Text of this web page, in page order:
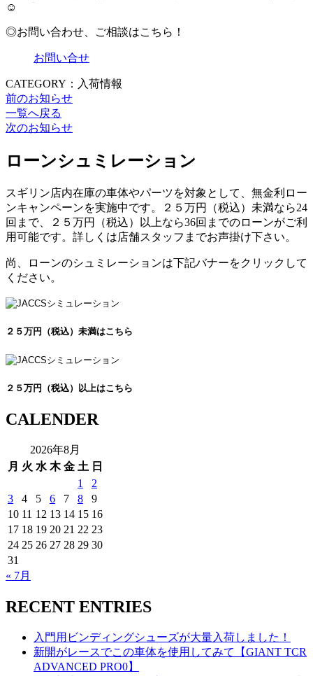
☺️
◎お問い合わせ、ご相談はこちら！
お問い合せ
CATEGORY：入荷情報
前のお知らせ
一覧へ戻る
次のお知らせ
ローンシュミレーション
スギリン店内在庫の車体やパーツを対象として、無金利ロー
ンキャンペーンを実施中です。２５万円（税込）未満なら24
回まで、２５万円（税込）以上なら36回までのローンがご利
用可能です。詳しくは店舗スタッフまでお声掛け下さい。
尚、ローンのシュミレーションは下記バナーをクリックして
ください。
２５万円（税込）未満はこちら
２５万円（税込）以上はこちら
CALENDER
2026年8月
月 火 水 木 金 土 日
1
2
3
4 5 6 7 8
9
10 11 12 13 14 15 16
17 18 19 20 21 22 23
24 25 26 27 28 29 30
31
« 7月
RECENT ENTRIES
入門用ビンディングシューズが大量入荷しました！
新開がレースでこの車体を使用してみて【GIANT TCR
ADVANCED PRO0】